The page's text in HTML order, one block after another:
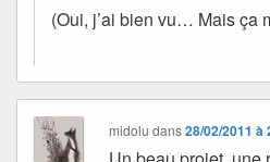
(Oui, j’ai bien vu… Mais ça
midolu dans28/02/2011 à